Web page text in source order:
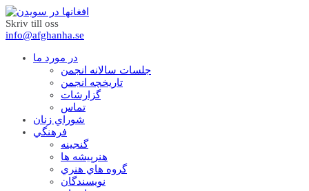
Skriv till oss
info@afghanha.se
در مورد ما
جلسات سالانه انجمن
تاریخچه انجمن
گزارشات
تماس
شوراي زنان
فرهنگي
گنجينه
هنرپيشه ها
گروه هاي هنري
نويسندگان